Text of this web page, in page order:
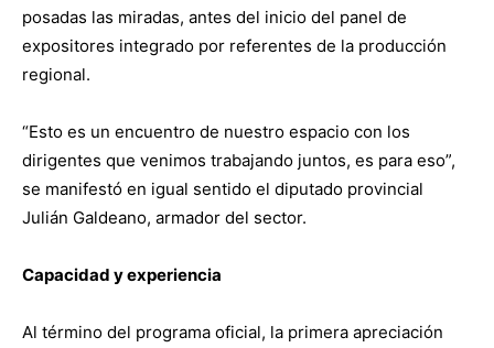
posadas las miradas, antes del inicio del panel de
expositores integrado por referentes de la producción
regional.
“Esto es un encuentro de nuestro espacio con los
dirigentes que venimos trabajando juntos, es para eso”,
se manifestó en igual sentido el diputado provincial
Julián Galdeano, armador del sector.
Capacidad y experiencia
Al término del programa oficial, la primera apreciación